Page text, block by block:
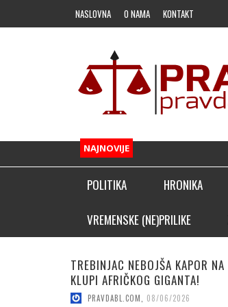
NASLOVNA O NAMA KONTAKT
NAJNOVIJE
POLITIKA HRONIKA
FUDBAL
KLADIONIČARSKI KUTAK
VREMENSKE (NE)PRILIKE
VUČICA SA PALA DOVELA TOP
POJAČANJE!
PRAVDABL.COM 08/06/2026